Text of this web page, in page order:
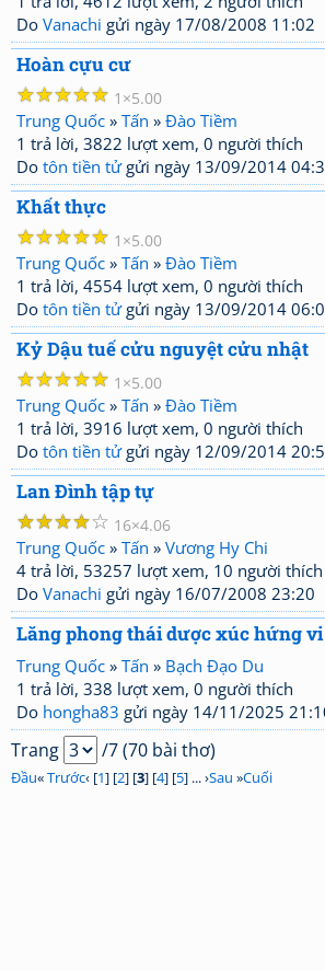
Do Vanachi gửi ngày 17/08/2008 11:02
Hoàn cựu cư
☆
☆
☆
☆
☆ 1 5.00
Trung Quốc » Tấn » Đào Tiềm
1 trả lời, 3822 lượt xem, 0 người thích
Do tôn tiền tửgửi ngày 13/09/2014
Khất thực
☆
☆
☆
☆
☆ 1 5.00
Trung Quốc » Tấn » Đào Tiềm
1 trả lời, 4554 lượt xem, 0 người thích
Do tôn tiền tửgửi ngày 13/09/2014
Kỷ Dậu tuế cửu nguyệt cửu nhật
☆
☆
☆
☆
☆ 1 5.00
Trung Quốc » Tấn » Đào Tiềm
1 trả lời, 3916 lượt xem, 0 người thích
Do tôn tiền tửgửi ngày 12/09/2014
Lan Đình tập tự
☆
☆
☆
☆
☆ 16 4.06
Trung Quốc » Tấn » Vương Hy Chi
4 trả lời, 53257 lượt xem, 10 người thích
Do Vanachi gửi ngày 16/07/2008 23:20
Lăng phong thái dược xúc hứng
Trung Quốc » Tấn » Bạch Đạo Du
1 trả lời, 338 lượt xem, 0 người thích
Do hongha83 gửi ngày 14/11/2025
Trang /7 (70 bài thơ)
Đầu«Trước‹ [1] [2] [3] [4] [5] ... ›Sau »Cuối